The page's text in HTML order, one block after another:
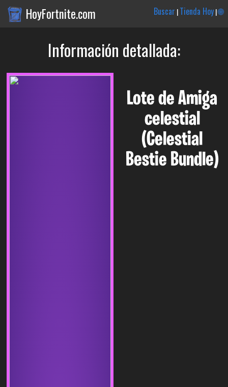
HoyFortnite.com Buscar |Tienda Hoy|🌐
Información detallada:
Lote de Amiga
celestial
(Celestial
Bestie Bundle)